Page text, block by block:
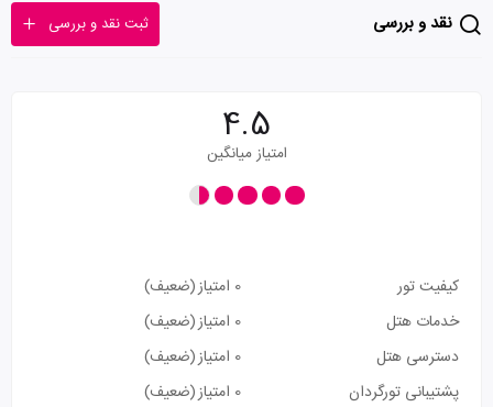
نقد و بررسی ثبت نقد و بررسی
4.5
امتیاز میانگین
کیفیت تور 0 امتیاز
(ضعیف)
خدمات هتل
0 امتیاز
(ضعیف)
دسترسی هتل
0 امتیاز
(ضعیف)
پشتیبانی تورگردان
0 امتیاز (ضعیف)